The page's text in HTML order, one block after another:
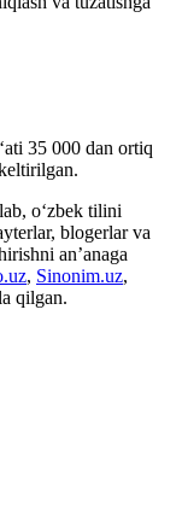
35 000 dan ortiq
o‘zbek tilini
blogerlar va
an’anaga
, Sinonim.uz,
qilgan.